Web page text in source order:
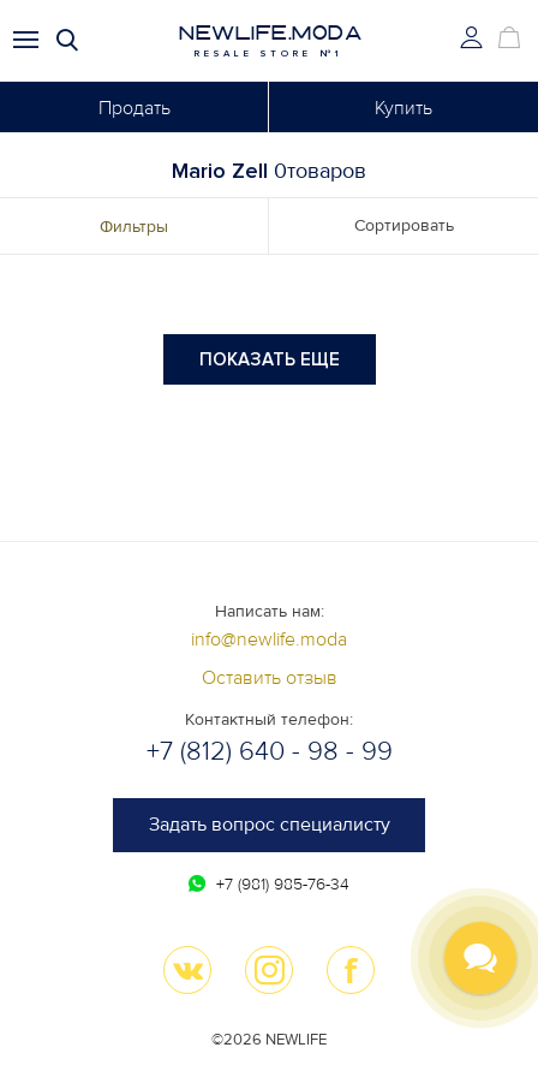
NEWLIFE.MODA
RESALE STORE №1
Продать Купить
Mario Zell 0товаров
Фильтры Сортировать
ПОКАЗАТЬ ЕЩЕ
Написать нам:
info@newlife.moda
Оставить отзыв
Контактный телефон:
+7 (812) 640 - 98 - 99
Задать вопрос специалисту
+7 (981) 985-76-34
©2026 NEWLIFE